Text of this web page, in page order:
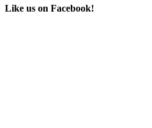
Like us on Facebook!